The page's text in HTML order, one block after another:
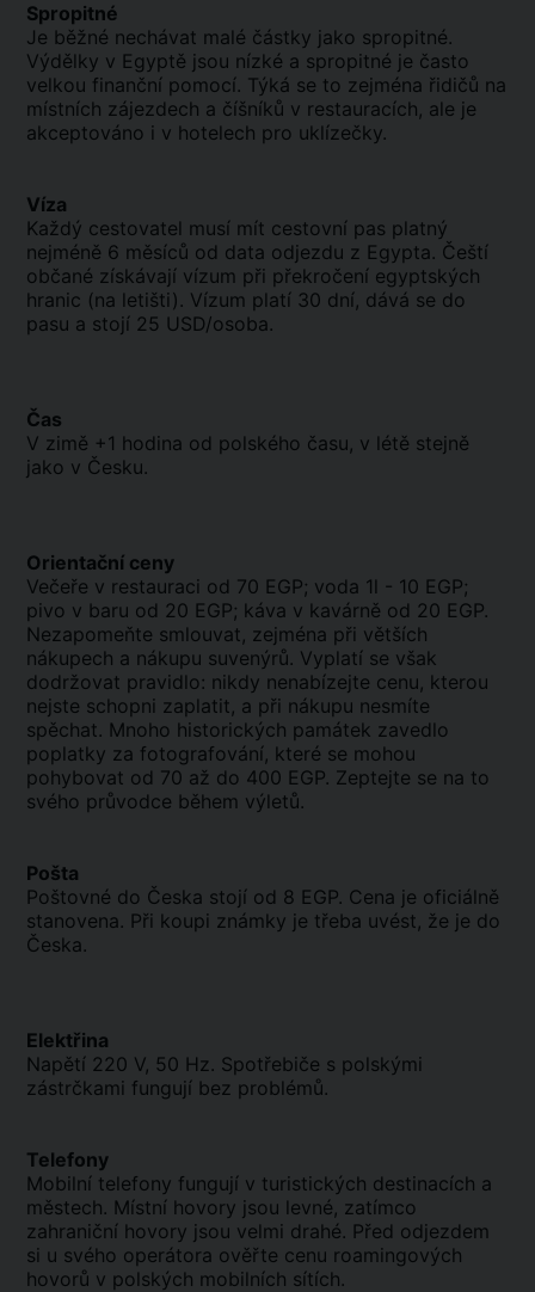
Spropitné
Je běžné nechávat malé částky jako spropitné.
Výdělky v Egyptě jsou nízké a spropitné je často
velkou finanční pomocí. Týká se to zejména řidičů na
místních zájezdech a číšníků v restauracích, ale je
akceptováno i v hotelech pro uklízečky.
Víza
Každý cestovatel musí mít cestovní pas platný
nejméně 6 měsíců od data odjezdu z Egypta. Čeští
občané získávají vízum při překročení egyptských
hranic (na letišti). Vízum platí 30 dní, dává se do
pasu a stojí 25 USD/osoba.
Čas
V zimě +1 hodina od polského času, v létě stejně
jako v Česku.
Orientační ceny
Večeře v restauraci od 70 EGP; voda 1l - 10 EGP;
pivo v baru od 20 EGP; káva v kavárně od 20 EGP.
Nezapomeňte smlouvat, zejména při větších
nákupech a nákupu suvenýrů. Vyplatí se však
dodržovat pravidlo: nikdy nenabízejte cenu, kterou
nejste schopni zaplatit, a při nákupu nesmíte
spěchat. Mnoho historických památek zavedlo
poplatky za fotografování, které se mohou
pohybovat od 70 až do 400 EGP. Zeptejte se na to
svého průvodce během výletů.
Pošta
Poštovné do Česka stojí od 8 EGP. Cena je oficiálně
stanovena. Při koupi známky je třeba uvést, že je do
Česka.
Elektřina
Napětí 220 V, 50 Hz. Spotřebiče s polskými
zástrčkami fungují bez problémů.
Telefony
Mobilní telefony fungují v turistických destinacích a
městech. Místní hovory jsou levné, zatímco
zahraniční hovory jsou velmi drahé. Před odjezdem
si u svého operátora ověřte cenu roamingových
hovorů v polských mobilních sítích.